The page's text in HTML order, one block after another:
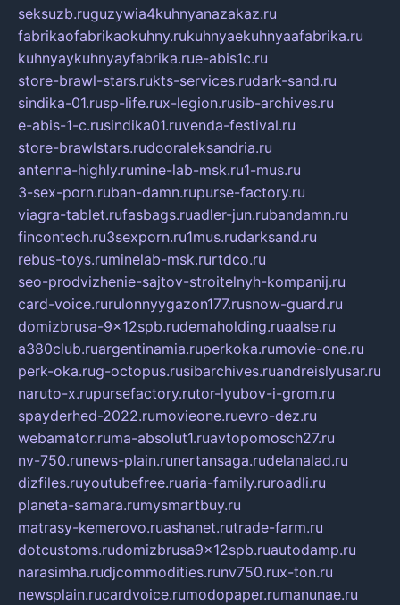
seksuzb.ruguzywia4kuhnyanazakaz.ru
fabrikaofabrikaokuhny.rukuhnyaekuhnyaafabrika.ru
kuhnyaykuhnyayfabrika.rue-abis1c.ru
store-brawl-stars.rukts-services.rudark-sand.ru
sindika-01.rusp-life.rux-legion.rusib-archives.ru
e-abis-1-c.rusindika01.ruvenda-festival.ru
store-brawlstars.rudooraleksandria.ru
antenna-highly.rumine-lab-msk.ru1-mus.ru
3-sex-porn.ruban-damn.rupurse-factory.ru
viagra-tablet.rufasbags.ruadler-jun.rubandamn.ru
fincontech.ru3sexporn.ru1mus.rudarksand.ru
rebus-toys.ruminelab-msk.rurtdco.ru
seo-prodvizhenie-sajtov-stroitelnyh-kompanij.ru
card-voice.rurulonnyygazon177.rusnow-guard.ru
domizbrusa-9x12spb.rudemaholding.ruaalse.ru
a380club.ruargentinamia.ruperkoka.rumovie-one.ru
perk-oka.rug-octopus.rusibarchives.ruandreislyusar.ru
naruto-x.rupursefactory.rutor-lyubov-i-grom.ru
spayderhed-2022.rumovieone.ruevro-dez.ru
webamator.ruma-absolut1.ruavtopomosch27.ru
nv-750.runews-plain.runertansaga.rudelanalad.ru
dizfiles.ruyoutubefree.ruaria-family.ruroadli.ru
planeta-samara.rumysmartbuy.ru
matrasy-kemerovo.ruashanet.rutrade-farm.ru
dotcustoms.rudomizbrusa9x12spb.ruautodamp.ru
narasimha.rudjcommodities.runv750.rux-ton.ru
newsplain.rucardvoice.rumodopaper.rumanunae.ru